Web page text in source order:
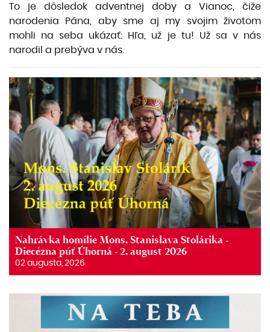
To je dôsledok adventnej doby a Vianoc, čiže
narodenia Pána, aby sme aj my svojim životom
mohli na seba ukázať: Hľa, už je tu! Už sa v nás
narodil a prebýva v nás.
Nahrávka homílie Mons. Stanislava Stolárika -
Diecézna púť Úhorná - 2. august 2026
02 augusta, 2026